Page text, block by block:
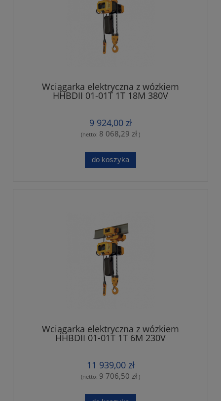
Wciągarka elektryczna z wózkiem
HHBDII 01-01T 1T 18M 380V
9 924,00 zł
(netto: 8 068,29 zł )
do koszyka
Wciągarka elektryczna z wózkiem
HHBDII 01-01T 1T 6M 230V
11 939,00 zł
(netto: 9 706,50 zł )